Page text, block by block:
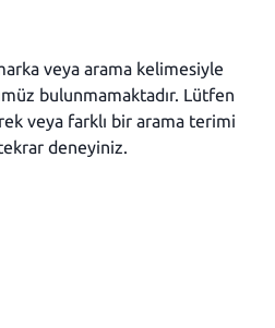
veya arama kelimesiyle
bulunmamaktadır. Lütfen
veya farklı bir arama terimi
deneyiniz.